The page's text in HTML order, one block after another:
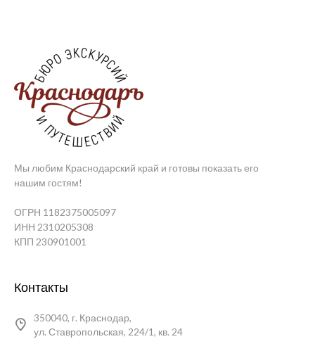
Мы любим Краснодарский край и готовы показать его
нашим гостям!
ОГРН 1182375005097
ИНН 2310205308
КПП 230901001
Контакты
350040, г. Краснодар,
ул. Ставропольская, 224/1, кв. 24